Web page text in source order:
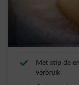
Je
Met stip de
verbruik